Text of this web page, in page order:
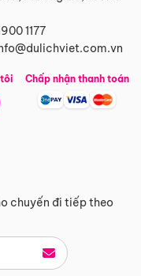
1177
chuyến đi tiếp theo
Chấp nhận thanh toán